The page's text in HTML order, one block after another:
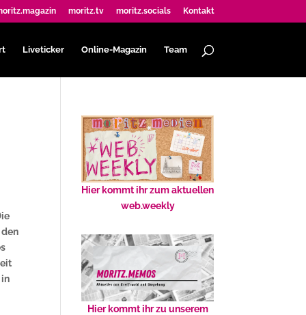
moritz.tv moritz.socials Kontakt
Liveticker Online-Magazin Team
in
Hier kommt ihr zum aktuellen
web.weekly
Hier kommt ihr zu unserem